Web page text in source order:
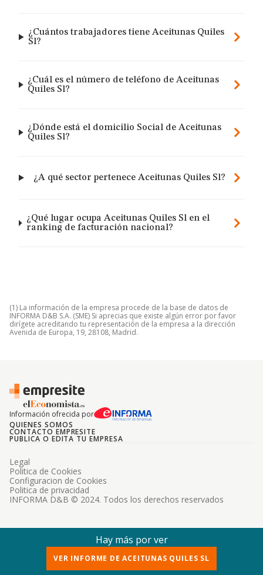
¿Cuántos trabajadores tiene Aceitunas Quiles
Sl?
¿Cuál es el número de teléfono de Aceitunas
Quiles Sl?
¿Dónde está el domicilio Social de Aceitunas
Quiles Sl?
¿A qué sector pertenece Aceitunas Quiles Sl?
¿Qué lugar ocupa Aceitunas Quiles Sl en el
ranking de facturación nacional?
(1) La información de la empresa procede de la base de datos de
INFORMA D&B S.A. (SME) Si aprecias que existe algún error por favor
dirígete acreditando tu representación de la empresa a la dirección
Avenida de Europa, 19, 28108, Madrid.
Información ofrecida por
QUIENES SOMOS
CONTACTO EMPRESITE
PUBLICA O EDITA TU EMPRESA
INFORMA D&B © 2024. Todos los derechos reservados
Legal
Politica de Cookies
Configuracion de Cookies
Politica de privacidad
Hay más por ver
VER INFORME DE ACEITUNAS QUILES SL